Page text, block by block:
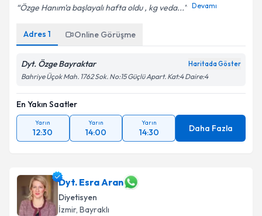
Özge Hanım'a başlayalı hafta oldu , kg veda... Devamı
Adres 1 Online Görüşme
Dyt. Özge Bayraktar Haritada Göster
Bahriye Üçok Mah. 1762 Sok. No:15 Güçlü Apart. Kat:4 Daire:4
En Yakın Saatler
Yarın
12:30
Yarın
14:00
Yarın
14:30 Daha Fazla
Dyt. Esra Aran
Diyetisyen
İzmir, Bayraklı